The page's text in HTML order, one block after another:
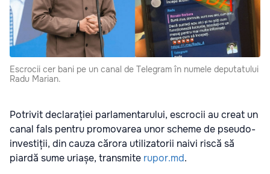
Escrocii cer bani pe un canal de Telegram în numele deputatului
Radu Marian.
Potrivit declarației parlamentarului, escrocii au creat un
canal fals pentru promovarea unor scheme de pseudo-
investiții, din cauza cărora utilizatorii naivi riscă să
piardă sume uriașe, transmite rupor.md.